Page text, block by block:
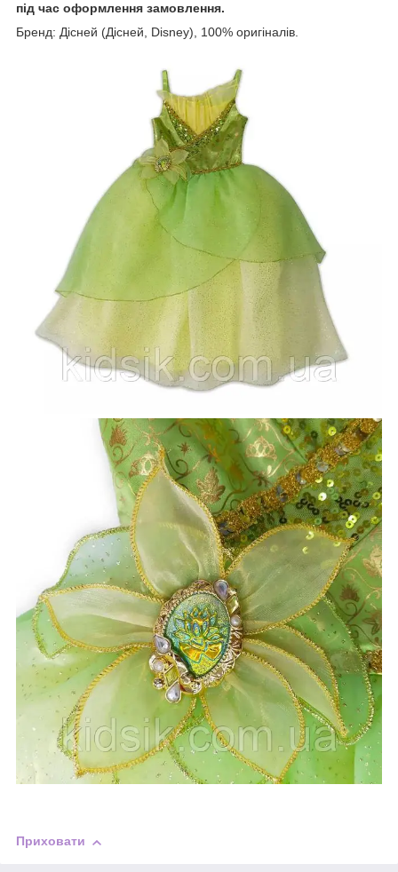
під час оформлення замовлення.
Бренд: Дісней (Дісней, Disney), 100% оригіналів.
Приховати